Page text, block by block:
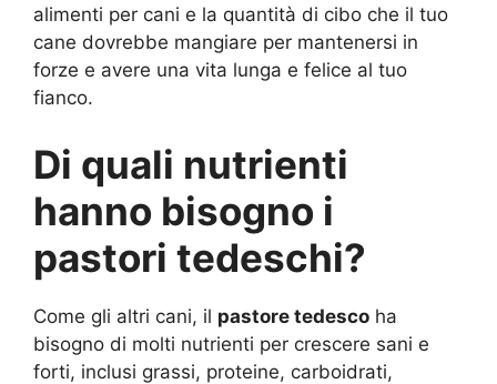
alimenti per cani e la quantità di cibo che il tuo
cane dovrebbe mangiare per mantenersi in
forze e avere una vita lunga e felice al tuo
fianco.
Di quali nutrienti
hanno bisogno i
pastori tedeschi?
Come gli altri cani, il pastore tedesco ha
bisogno di molti nutrienti per crescere sani e
forti, inclusi grassi, proteine, carboidrati,